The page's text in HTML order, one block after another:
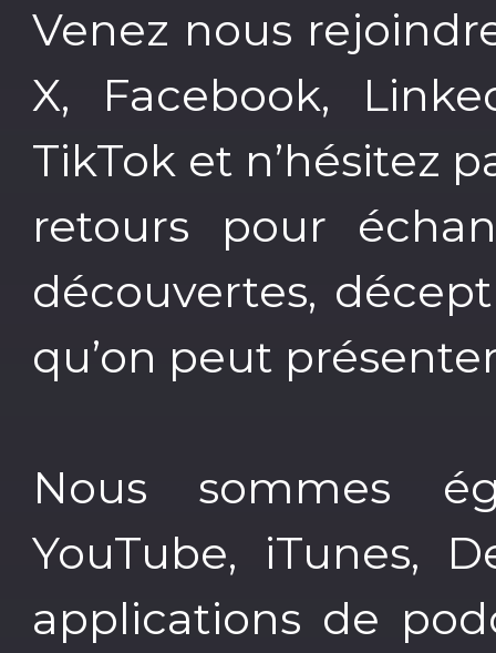
Venez nous
X, Facebook,
TikTok et n’hésitez
retours pour
découvertes,
qu’on peut
Nous sommes
YouTube, iTunes,
applications de